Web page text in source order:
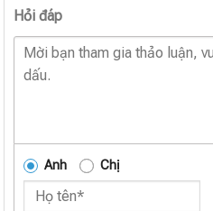
Hỏi đáp
Anh Chị